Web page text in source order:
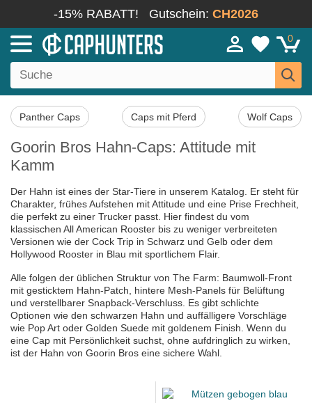
-15% RABATT! Gutschein: CH2026
0
Panther Caps Caps mit Pferd Wolf Caps
Goorin Bros Hahn-Caps: Attitude mit
Kamm
Der Hahn ist eines der Star-Tiere in unserem Katalog. Er steht für
Charakter, frühes Aufstehen mit Attitude und eine Prise Frechheit,
die perfekt zu einer Trucker passt. Hier findest du vom
klassischen All American Rooster bis zu weniger verbreiteten
Versionen wie der Cock Trip in Schwarz und Gelb oder dem
Hollywood Rooster in Blau mit sportlichem Flair.
Alle folgen der üblichen Struktur von The Farm: Baumwoll-Front
mit gesticktem Hahn-Patch, hintere Mesh-Panels für Belüftung
und verstellbarer Snapback-Verschluss. Es gibt schlichte
Optionen wie den schwarzen Hahn und auffälligere Vorschläge
wie Pop Art oder Golden Suede mit goldenem Finish. Wenn du
eine Cap mit Persönlichkeit suchst, ohne aufdringlich zu wirken,
ist der Hahn von Goorin Bros eine sichere Wahl.